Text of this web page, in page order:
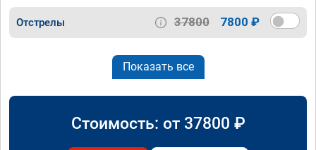
Отстрелы 37800 7800 ₽
Показать все
Стоимость: от 37800 ₽